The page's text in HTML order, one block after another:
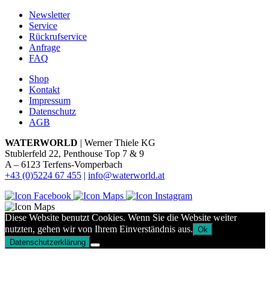
Newsletter
Service
Rückrufservice
Anfrage
FAQ
Shop
Kontakt
Impressum
Datenschutz
AGB
WATERWORLD | Werner Thiele KG
Stublerfeld 22, Penthouse Top 7 & 9
A – 6123 Terfens-Vomperbach
+43 (0)5224 67 455 | info@waterworld.at
Diese Website benutzt Cookies. Wenn Sie die Website weiter
nutzten, gehen wir von Ihrem Einverständnis aus. Ok
Datenschutzerklärung